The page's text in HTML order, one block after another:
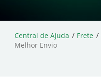
Central de Ajuda Frete
Melhor Envio